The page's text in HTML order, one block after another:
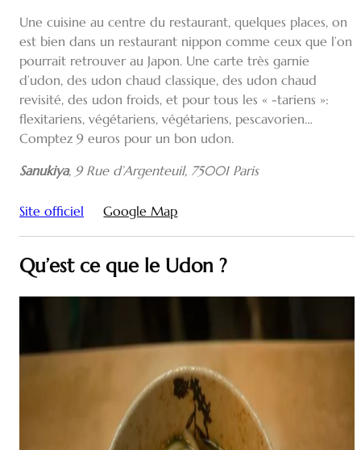
Une cuisine au centre du restaurant, quelques places, on
est bien dans un restaurant nippon comme ceux que l’on
pourrait retrouver au Japon. Une carte très garnie
d’udon, des udon chaud classique, des udon chaud
revisité, des udon froids, et pour tous les « -tariens »:
flexitariens, végétariens, végétariens, pescavorien…
Comptez 9 euros pour un bon udon.
Sanukiya, 9 Rue d’Argenteuil, 75001 Paris
Site officiel Google Map
Qu’est ce que le Udon ?